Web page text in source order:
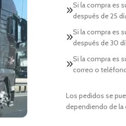
Si la compra es
después de 25
Si la compra es
después de 30
Si la compra es
correo o
Los pedidos se
dependiendo de la